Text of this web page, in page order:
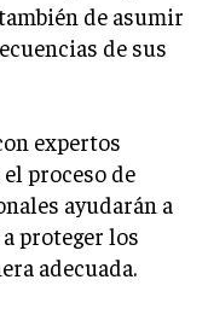
DEL
de asumir
de sus
expertos
proceso de
ayudarán a
proteger los
adecuada.